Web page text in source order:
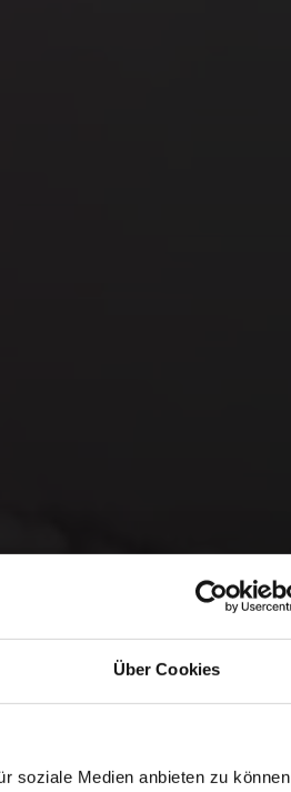
Über Cookies
soziale Medien anbieten zu können